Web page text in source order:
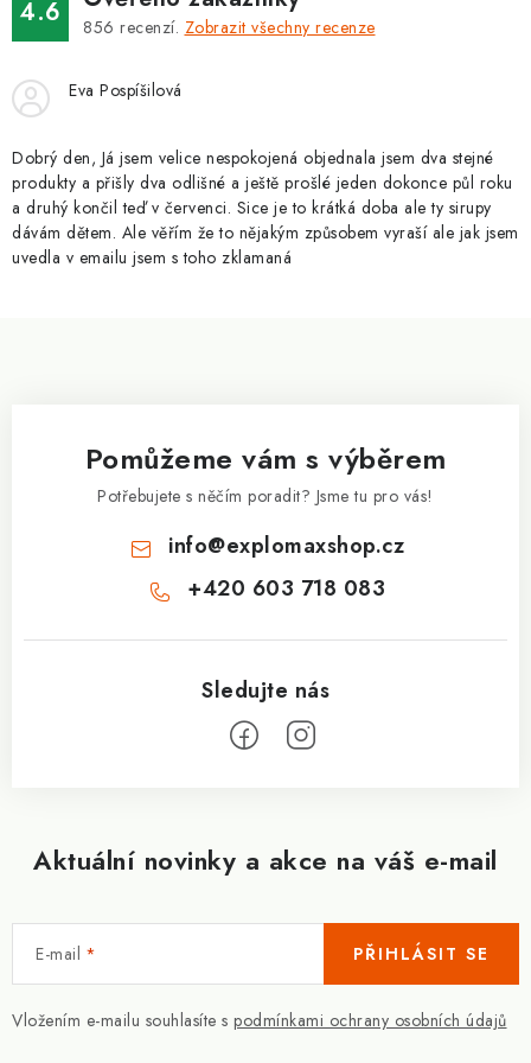
k
v
ý
p
i
s
u
á
n
4.6 856 recenzí. Zobrazit všechny recenze
Eva Pospíšilová
Dobrý den, Já jsem velice nespokojená objednala jsem dva stejné
produkty a přišly dva odlišné a ještě prošlé jeden dokonce půl roku
a druhý končil teď v červenci. Sice je to krátká doba ale ty sirupy
dávám dětem. Ale věřím že to nějakým způsobem vyraší ale jak jsem
uvedla v emailu jsem s toho zklamaná
Aktuální novinky a akce na váš e-mail
E-mail
Vložením e-mailu souhlasíte s podmínkami ochrany osobních údajů
PŘIHLÁSIT SE
Pomůžeme vám s výběrem
Potřebujete s něčím poradit? Jsme tu pro vás!
info@explomaxshop.cz
+420 603 718 083